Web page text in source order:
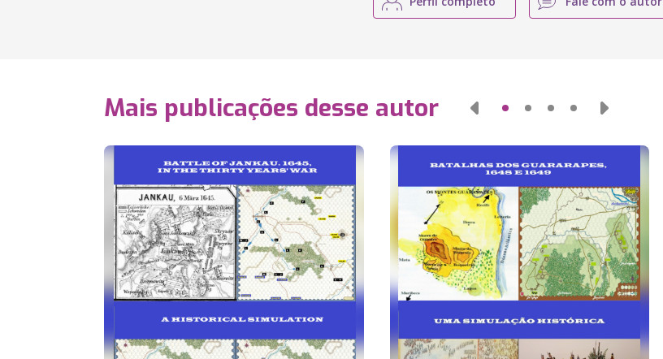
Mais publicações desse autor